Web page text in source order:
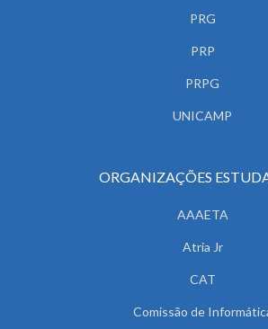
PRG
PRP
PRPG
UNICAMP
ORGANIZAÇÕES
AAAETA
Atria Jr
CAT
Comissão de